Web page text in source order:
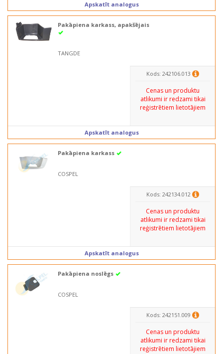
Apskatīt analogus
Pakāpiena karkass, apakšējais
TANGDE
Kods: 242106.013
Cenas un produktu
atlikumi ir redzami tikai
reģistrētiem lietotājiem
Apskatīt analogus
Pakāpiena karkass
COSPEL
Kods: 242134.012
Cenas un produktu
atlikumi ir redzami tikai
reģistrētiem lietotājiem
Apskatīt analogus
Pakāpiena noslēgs
COSPEL
Kods: 242151.009
Cenas un produktu
atlikumi ir redzami tikai
reģistrētiem lietotājiem